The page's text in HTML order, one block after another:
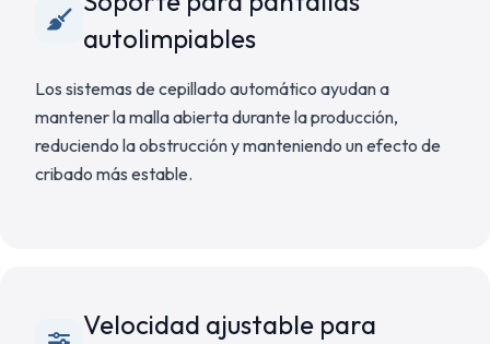
autolimpiables
Los sistemas de cepillado automático ayudan a
mantener la malla abierta durante la producción,
reduciendo la obstrucción y manteniendo un efecto de
cribado más estable.
Velocidad ajustable para